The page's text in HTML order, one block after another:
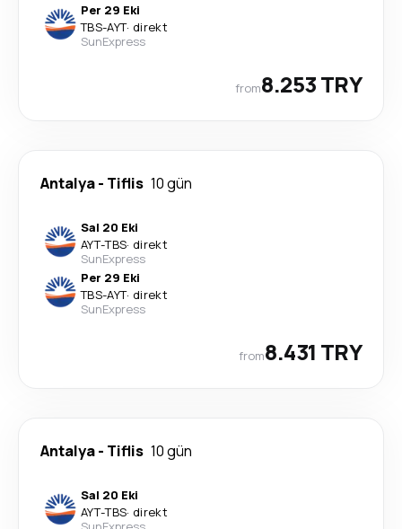
Per 29 Eki
TBS-AYT· direkt
SunExpress
from8.253 TRY
Antalya- Tiflis 10 gün
Sal 20 Eki
AYT-TBS· direkt
SunExpress
Per 29 Eki
TBS-AYT· direkt
SunExpress
from8.431 TRY
Antalya- Tiflis 10 gün
Sal 20 Eki
AYT-TBS· direkt